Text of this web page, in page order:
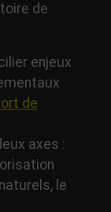
de
enjeux
de
axes :
le